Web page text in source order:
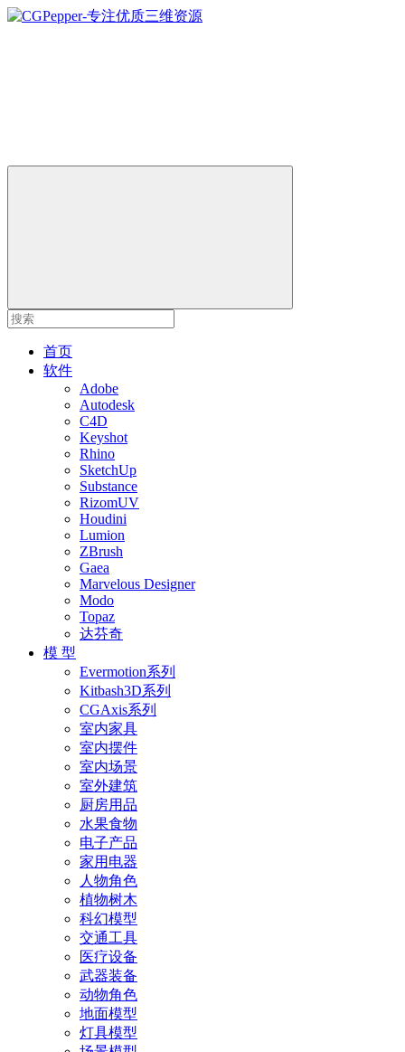
首页
软件
Adobe
Autodesk
C4D
Keyshot
Rhino
SketchUp
Substance
RizomUV
Houdini
Lumion
ZBrush
Gaea
Marvelous Designer
Modo
Topaz
达芬奇
模 型
Evermotion系列
Kitbash3D系列
CGAxis系列
室内家具
室内摆件
室内场景
室外建筑
厨房用品
水果食物
电子产品
家用电器
人物角色
植物树木
科幻模型
交通工具
医疗设备
武器装备
动物角色
地面模型
灯具模型